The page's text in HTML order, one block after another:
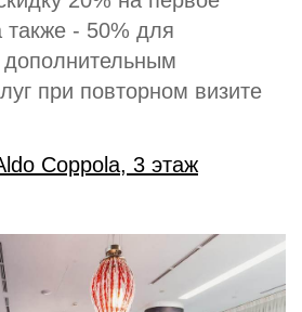
- 50% для
дополнительным
при повторном визите
Coppola, 3 этаж